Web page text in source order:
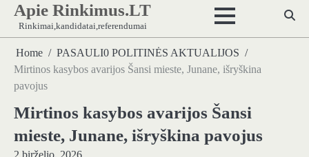
Skip
content
Apie Rinkimus.LT
Rinkimai,kandidatai,referendumai
Home
PASAULI0 POLITINĖS AKTUALIJOS
Mirtinos kasybos avarijos Šansi mieste, Junane, išryškina
pavojus
Mirtinos kasybos avarijos Šansi
mieste, Junane, išryškina pavojus
2 birželio, 2026